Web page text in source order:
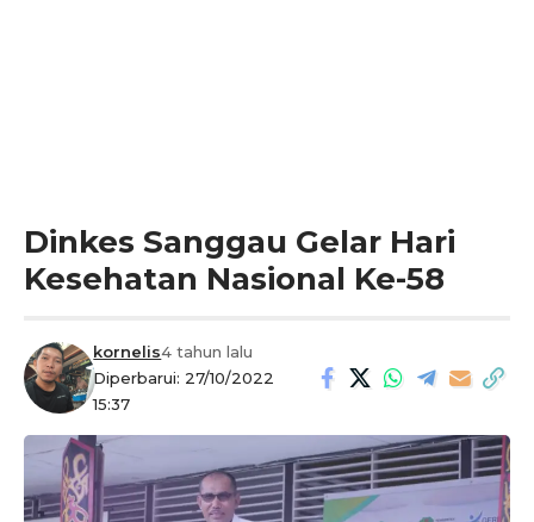
Dinkes Sanggau Gelar Hari
Kesehatan Nasional Ke-58
Diperbarui: 27/10/2022
15:37
kornelis4 tahun lalu